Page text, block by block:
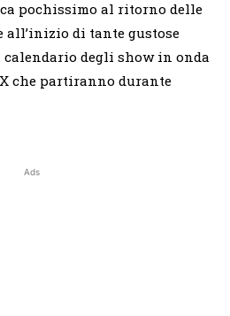
pochissimo al ritorno delle
all’inizio di tante gustose
calendario degli show in onda
che partiranno durante
Ads